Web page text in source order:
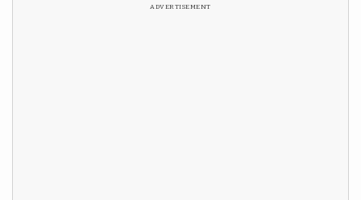
ADVERTISEMENT